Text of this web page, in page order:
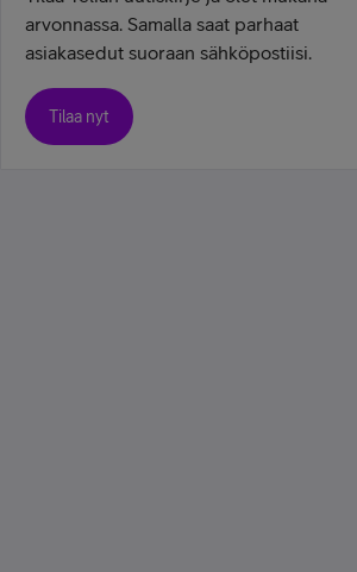
arvonnassa. Samalla saat parhaat
asiakasedut suoraan sähköpostiisi.
Tilaa nyt